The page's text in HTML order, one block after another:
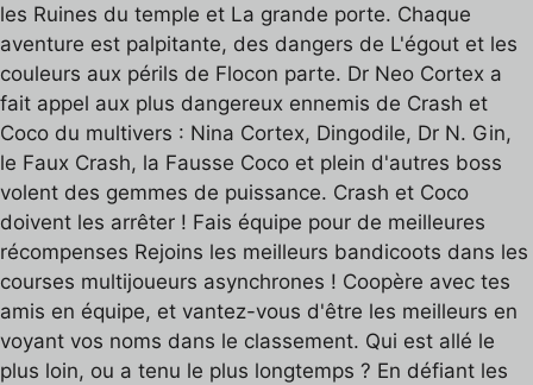
les Ruines du temple et La grande porte. Chaque
aventure est palpitante, des dangers de L'égout et les
couleurs aux périls de Flocon parte. Dr Neo Cortex a
fait appel aux plus dangereux ennemis de Crash et
Coco du multivers : Nina Cortex, Dingodile, Dr N. Gin,
le Faux Crash, la Fausse Coco et plein d'autres boss
volent des gemmes de puissance. Crash et Coco
doivent les arrêter ! Fais équipe pour de meilleures
récompenses Rejoins les meilleurs bandicoots dans les
courses multijoueurs asynchrones ! Coopère avec tes
amis en équipe, et vantez-vous d'être les meilleurs en
voyant vos noms dans le classement. Qui est allé le
plus loin, ou a tenu le plus longtemps ? En défiant les